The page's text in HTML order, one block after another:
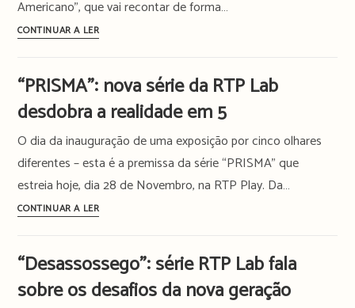
6
sobre
viagem
épica
Americano”, que vai recontar de forma…
CONTINUAR A LER“O
nova
série
RTP
que
promete
um
la
tuga
“PRISMA”: nova série da RTP Lab
desdobra a realidade em 5
O dia da inauguração de uma exposição por cinco olhares
diferentes – esta é a premissa da série “PRISMA” que
estreia hoje, dia 28 de Novembro, na RTP Play. Da…
CONTINUAR A LER“PRISMA”:
da
RTP
“Desassossego”: série RTP Lab fala
sobre os desafios da nova geração